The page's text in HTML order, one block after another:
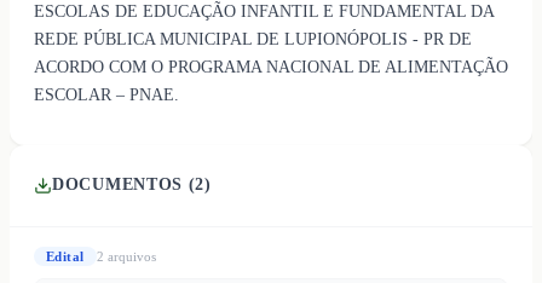
ESCOLAS DE EDUCAÇÃO INFANTIL E FUNDAMENTAL DA
REDE PÚBLICA MUNICIPAL DE LUPIONÓPOLIS - PR DE
ACORDO COM O PROGRAMA NACIONAL DE ALIMENTAÇÃO
ESCOLAR – PNAE.
DOCUMENTOS (2)
Edital 2 arquivos